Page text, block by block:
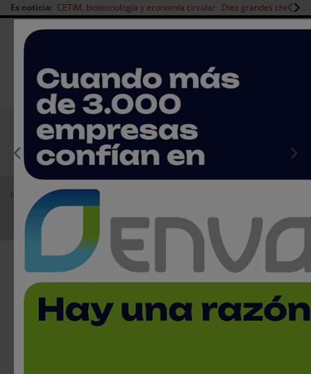
Es noticia: CETIM, biotecnología y economía circular Diez grandes chefs
Redes Sociales
EMPRESAS PREMIUM
Agenda
Food Packaging Summit